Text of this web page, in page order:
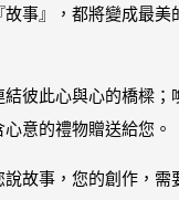
事』，都將變成最美
彼此心與心的橋樑；
意的禮物贈送給您。
故事，您的創作，需